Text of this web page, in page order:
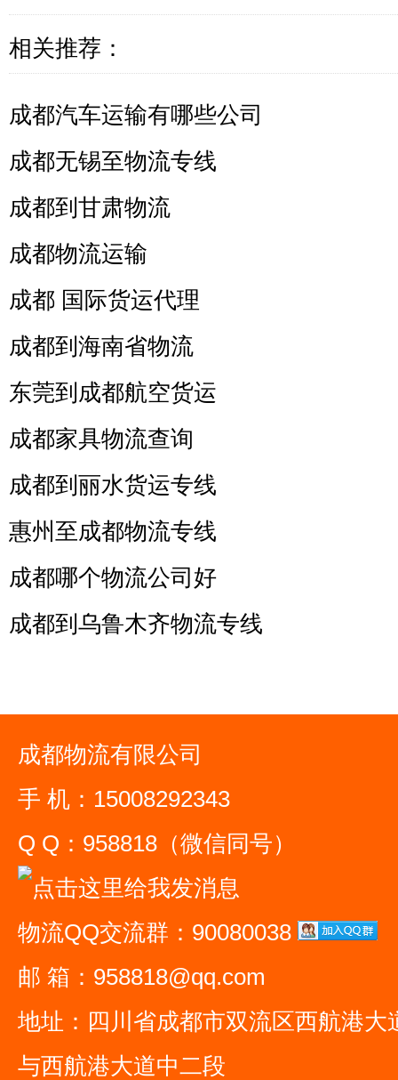
相关推荐：
成都汽车运输有哪些公司
成都无锡至物流专线
成都到甘肃物流
成都物流运输
成都 国际货运代理
成都到海南省物流
东莞到成都航空货运
成都家具物流查询
成都到丽水货运专线
惠州至成都物流专线
成都哪个物流公司好
成都到乌鲁木齐物流专线
成都物流有限公司
手 机：15008292343
Q Q：958818（微信同号）
物流QQ交流群：90080038
邮 箱：958818@qq.com
地址：四川省成都市双流区西航港大
与西航港大道中二段